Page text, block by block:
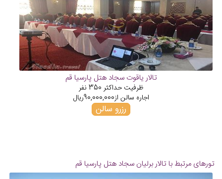
تالار یاقوت سجاد هتل پارسیا قم
ظرفیت حداکثر 350 نفر
اجاره سالن از90,000,000ریال
رزرو سالن
تورهای مرتبط با تالار برلیان سجاد هتل پارسیا قم